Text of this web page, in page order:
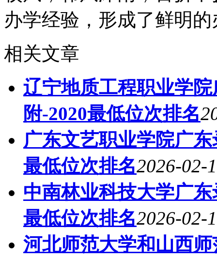
办学经验，形成了鲜明的
相关文章
辽宁地质工程职业学
附-2020最低位次排名
广东文艺职业学院广
最低位次排名2026-02-
中南林业科技大学广
最低位次排名2026-02-
河北师范大学和山西